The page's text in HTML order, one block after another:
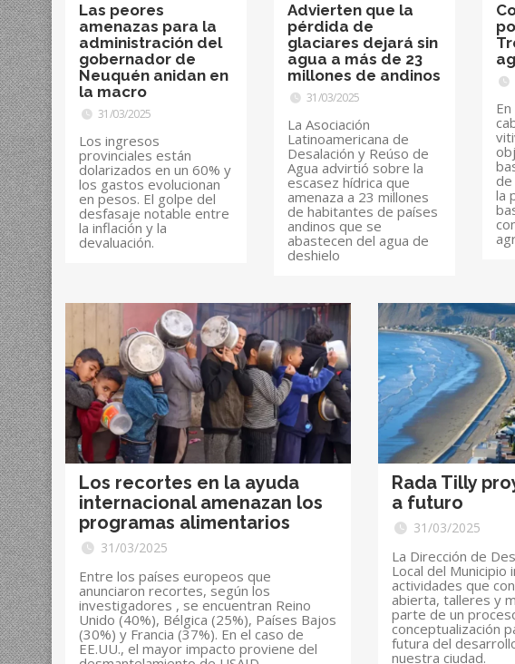
Las peores
amenazas para la
administración del
gobernador de
Neuquén anidan en
la macro
31/03/2025
Los ingresos
provinciales están
dolarizados en un 60% y
los gastos evolucionan
en pesos. El golpe del
desfasaje notable entre
la inflación y la
devaluación.
Advierten que la
pérdida de
glaciares dejará sin
agua a más de 23
millones de andinos
31/03/2025
La Asociación
Latinoamericana de
Desalación y Reúso de
Agua advirtió sobre la
escasez hídrica que
amenaza a 23 millones
de habitantes de países
andinos que se
abastecen del agua de
deshielo
la
Los recortes en la ayuda
internacional amenazan los
programas alimentarios
31/03/2025
Entre los países europeos que
anunciaron recortes, según los
investigadores , se encuentran Reino
Unido (40%), Bélgica (25%), Países Bajos
(30%) y Francia (37%). En el caso de
EE.UU., el mayor impacto proviene del
Rada Tilly
a futuro
31/03/2025
La Dirección de
Local del Municipio
actividades que
abierta, talleres y
parte de un
conceptualización
futura del
nuestra ciudad.